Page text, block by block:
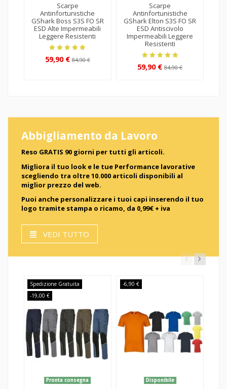
Scarpe
Antinfortunistiche
GShark Boss S3S FO SR
ESD Alte Impermeabili
Leggere Resistenti
59,90 €84,90 €
Scarpe
Antinfortunistiche
GShark Elton S3S FO SR
ESD Antiscivolo
Impermeabili Leggere
Resistenti
59,90 €84,90 €
Abbigliamento da Lavoro
Reso GRATIS 90 giorni per tutti gli articoli.
Migliora il tuo look e le tue Performance lavorative
scegliendo tra oltre 10.000 articoli disponibili al
miglior prezzo del web.
Puoi anche personalizzare i tuoi capi inserendo il tuo
logo tramite stampa o ricamo, da 0,99€ + iva
VEDI TUTTO
Spedizione Gratuita
-19,00 €
Pronta consegna
-6,90 €
Disponibile